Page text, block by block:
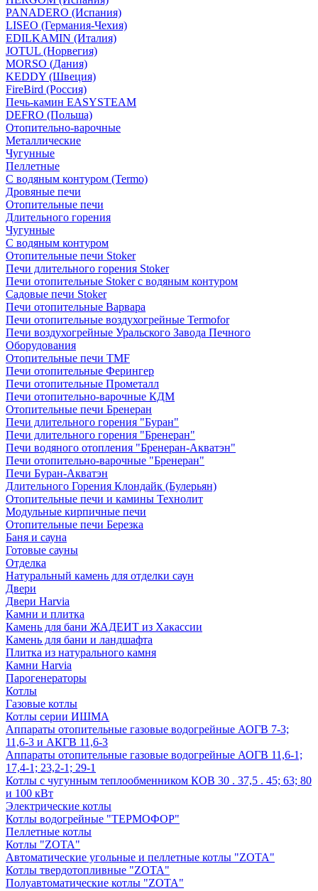
PANADERO (Испания)
LISEO (Германия-Чехия)
EDILKAMIN (Италия)
JOTUL (Норвегия)
MORSO (Дания)
KEDDY (Швеция)
FireBird (Россия)
Печь-камин EASYSTEAM
DEFRO (Польша)
Отопительно-варочные
Металлические
Чугунные
Пеллетные
С водяным контуром (Termo)
Дровяные печи
Отопительные печи
Длительного горения
Чугунные
C водяным контуром
Отопительные печи Stoker
Печи длительного горения Stoker
Печи отопительные Stoker с водяным контуром
Садовые печи Stoker
Печи отопительные Варвара
Печи отопительные воздухогрейные Termofor
Печи воздухогрейные Уральского Завода Печного
Оборудования
Отопительные печи TMF
Печи отопительные Ферингер
Печи отопительные Прометалл
Печи отопительно-варочные КДМ
Отопительные печи Бренеран
Печи длительного горения "Буран"
Печи длительного горения "Бренеран"
Печи водяного отопления "Бренеран-Акватэн"
Печи отопительно-варочные "Бренеран"
Печи Буран-Акватэн
Длительного Горения Клондайк (Булерьян)
Отопительные печи и камины Технолит
Модульные кирпичные печи
Отопительные печи Березка
Баня и сауна
Готовые сауны
Отделка
Натуральный камень для отделки саун
Двери
Двери Harvia
Камни и плитка
Камень для бани ЖАДЕИТ из Хакассии
Камень для бани и ландшафта
Плитка из натурального камня
Камни Harvia
Парогенераторы
Котлы
Газовые котлы
Котлы серии ИШМА
Аппараты отопительные газовые водогрейные АОГВ 7-3;
11,6-3 и АКГВ 11,6-3
Аппараты отопительные газовые водогрейные АОГВ 11,6-1;
17,4-1; 23,2-1; 29-1
Котлы с чугунным теплообменником КОВ 30 . 37,5 . 45; 63; 80
и 100 кВт
Электрические котлы
Котлы водогрейные "ТЕРМОФОР"
Пеллетные котлы
Котлы "ZOTA"
Автоматические угольные и пеллетные котлы "ZOTA"
Котлы твердотопливные "ZOTA"
Полуавтоматические котлы "ZOTA"